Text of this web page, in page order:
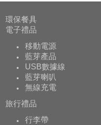
環保餐具
電子禮品
移動電源
藍芽產品
USB數據線
藍芽喇叭
無線充電
旅行禮品
行李帶